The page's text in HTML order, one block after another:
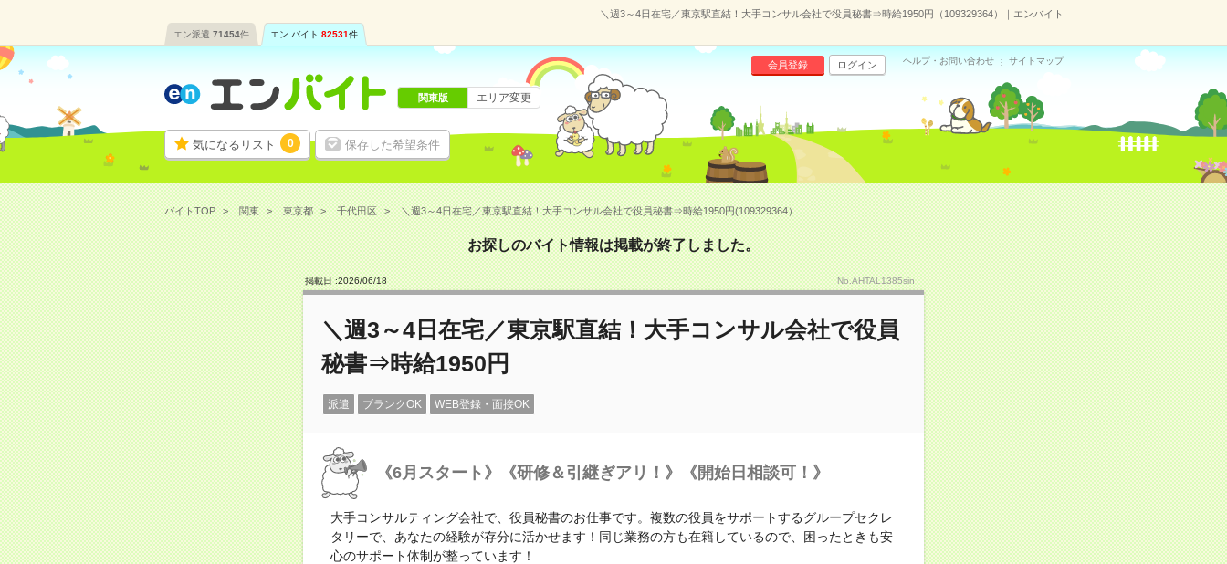
＼週3～4日在宅／東京駅直結！大手コンサル会社で役員秘書⇒時給1950円（109329364）｜エンバイト
エン派遣 71454件 エン バイト 82531件
気になるリスト 0 保存した希望条件
会員登録 ログイン ヘルプ・お問い合わせ サイトマップ
関東版 エリア変更
バイトTOP 関東 東京都 千代田区 ＼週3～4日在宅／東京駅直結！大手コンサル会社で役員秘書⇒時給1950円(109329364）
お探しのバイト情報は掲載が終了しました。
掲載日 :2026/06/18 No.AHTAL1385sin
＼週3～4日在宅／東京駅直結！大手コンサル会社で役員
秘書⇒時給1950円
派遣 ブランクOK WEB登録・面接OK
《6月スタート》《研修＆引継ぎアリ！》《開始日相談可！》
大手コンサルティング会社で、役員秘書のお仕事です。複数の役員をサポートするグループセクレ
タリーで、あなたの経験が存分に活かせます！同じ業務の方も在籍しているので、困ったときも安
心のサポート体制が整っています！